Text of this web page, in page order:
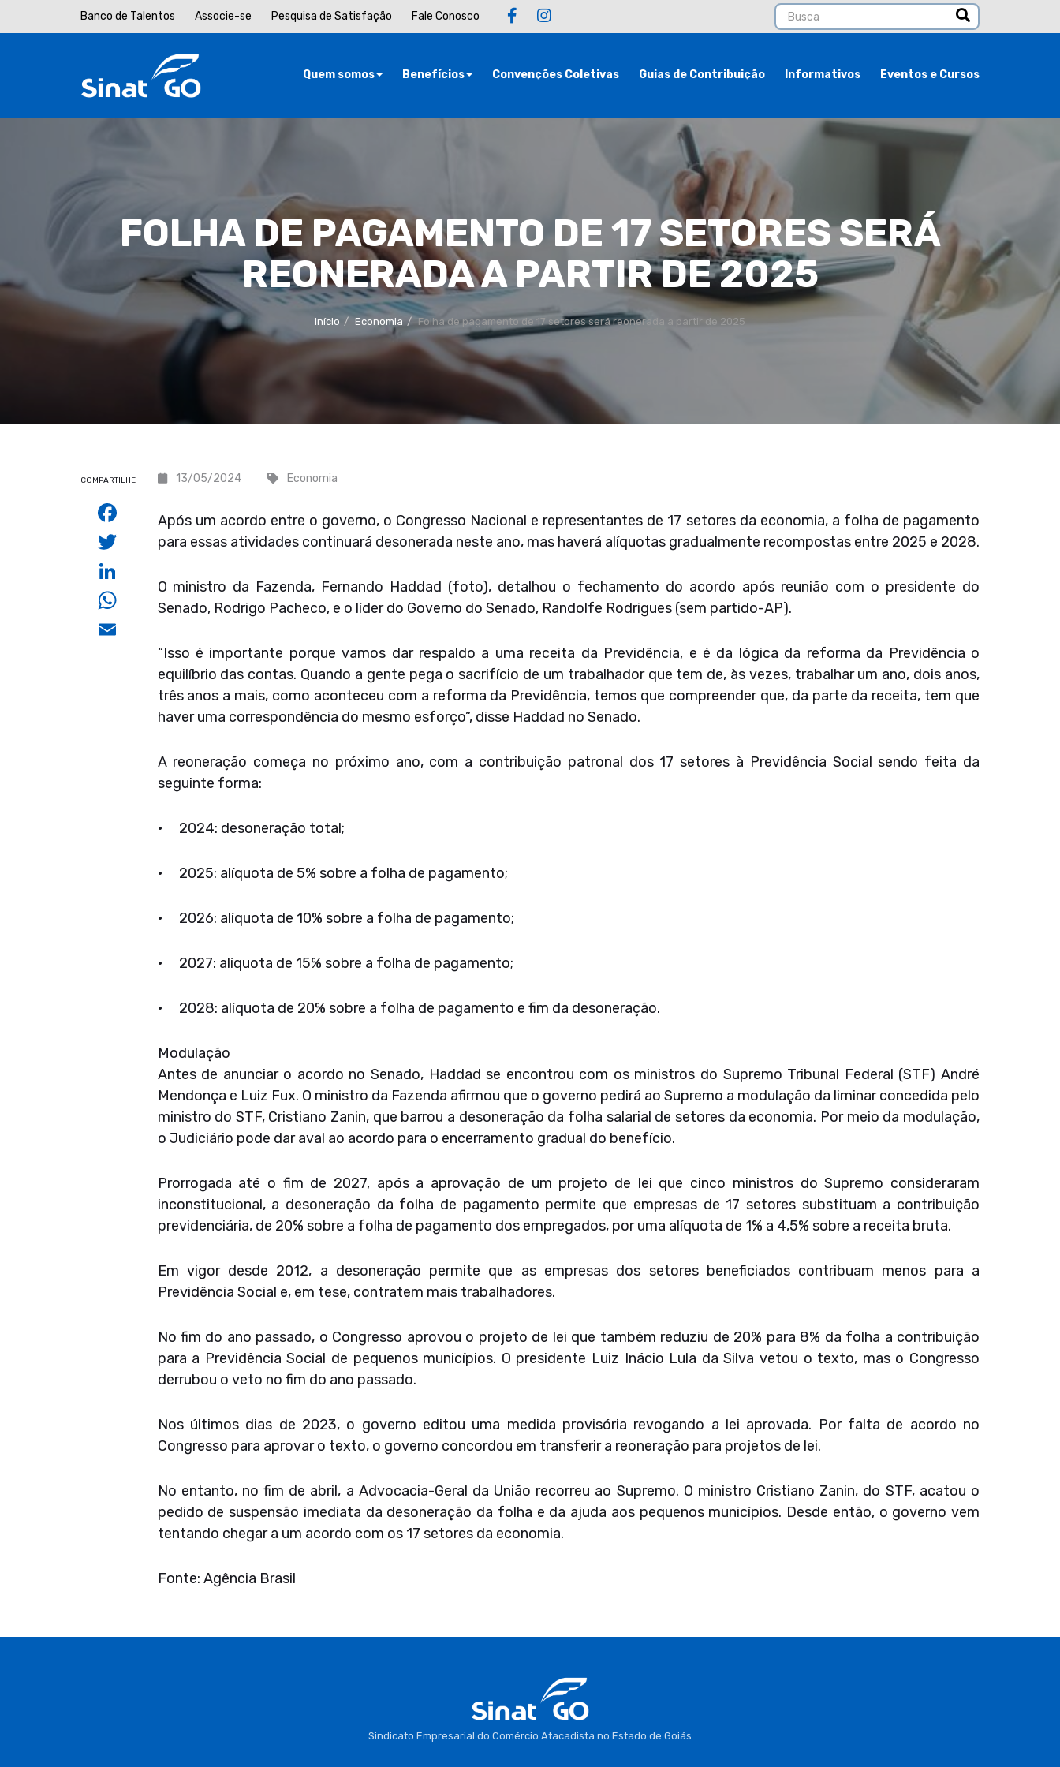
Banco de Talentos Associe-se Pesquisa de Satisfação Fale Conosco
Quem somos Benefícios Convenções Coletivas Guias de Contribuição Informativos Eventos e Cursos
FOLHA DE PAGAMENTO DE 17 SETORES SERÁ
REONERADA A PARTIR DE 2025
Início Economia Folha de pagamento de 17 setores será reonerada a partir de 2025
13/05/2024 Economia
Após um acordo entre o governo, o Congresso Nacional e representantes de 17 setores da economia, a folha de pagamento
para essas atividades continuará desonerada neste ano, mas haverá alíquotas gradualmente recompostas entre 2025 e 2028.
O ministro da Fazenda, Fernando Haddad (foto), detalhou o fechamento do acordo após reunião com o presidente do
Senado, Rodrigo Pacheco, e o líder do Governo do Senado, Randolfe Rodrigues (sem partido-AP).
“Isso é importante porque vamos dar respaldo a uma receita da Previdência, e é da lógica da reforma da Previdência o
equilíbrio das contas. Quando a gente pega o sacrifício de um trabalhador que tem de, às vezes, trabalhar um ano, dois anos,
três anos a mais, como aconteceu com a reforma da Previdência, temos que compreender que, da parte da receita, tem que
haver uma correspondência do mesmo esforço”, disse Haddad no Senado.
A reoneração começa no próximo ano, com a contribuição patronal dos 17 setores à Previdência Social sendo feita da
seguinte forma:
• 2024: desoneração total;
• 2025: alíquota de 5% sobre a folha de pagamento;
• 2026: alíquota de 10% sobre a folha de pagamento;
• 2027: alíquota de 15% sobre a folha de pagamento;
• 2028: alíquota de 20% sobre a folha de pagamento e fim da desoneração.
Modulação
Antes de anunciar o acordo no Senado, Haddad se encontrou com os ministros do Supremo Tribunal Federal (STF) André
Mendonça e Luiz Fux. O ministro da Fazenda afirmou que o governo pedirá ao Supremo a modulação da liminar concedida pelo
ministro do STF, Cristiano Zanin, que barrou a desoneração da folha salarial de setores da economia. Por meio da modulação,
o Judiciário pode dar aval ao acordo para o encerramento gradual do benefício.
Prorrogada até o fim de 2027, após a aprovação de um projeto de lei que cinco ministros do Supremo consideraram
inconstitucional, a desoneração da folha de pagamento permite que empresas de 17 setores substituam a contribuição
previdenciária, de 20% sobre a folha de pagamento dos empregados, por uma alíquota de 1% a 4,5% sobre a receita bruta.
Em vigor desde 2012, a desoneração permite que as empresas dos setores beneficiados contribuam menos para a
Previdência Social e, em tese, contratem mais trabalhadores.
No fim do ano passado, o Congresso aprovou o projeto de lei que também reduziu de 20% para 8% da folha a contribuição
para a Previdência Social de pequenos municípios. O presidente Luiz Inácio Lula da Silva vetou o texto, mas o Congresso
derrubou o veto no fim do ano passado.
Nos últimos dias de 2023, o governo editou uma medida provisória revogando a lei aprovada. Por falta de acordo no
Congresso para aprovar o texto, o governo concordou em transferir a reoneração para projetos de lei.
No entanto, no fim de abril, a Advocacia-Geral da União recorreu ao Supremo. O ministro Cristiano Zanin, do STF, acatou o
pedido de suspensão imediata da desoneração da folha e da ajuda aos pequenos municípios. Desde então, o governo vem
tentando chegar a um acordo com os 17 setores da economia.
Fonte: Agência Brasil
COMPARTILHE
Facebook
Twitter
WhatsApp
Sindicato Empresarial do Comércio Atacadista no Estado de Goiás